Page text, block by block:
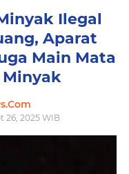
Ilegal
Aparat
Main Mata
26, 2025 WIB